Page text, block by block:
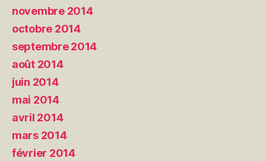
novembre 2014
octobre 2014
septembre 2014
août 2014
juin 2014
mai 2014
avril 2014
mars 2014
février 2014